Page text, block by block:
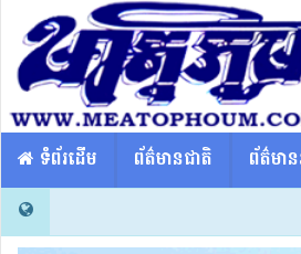
​​ ទំព័រដើម ព័ត៌មានជាតិ ព័ត៌មាន